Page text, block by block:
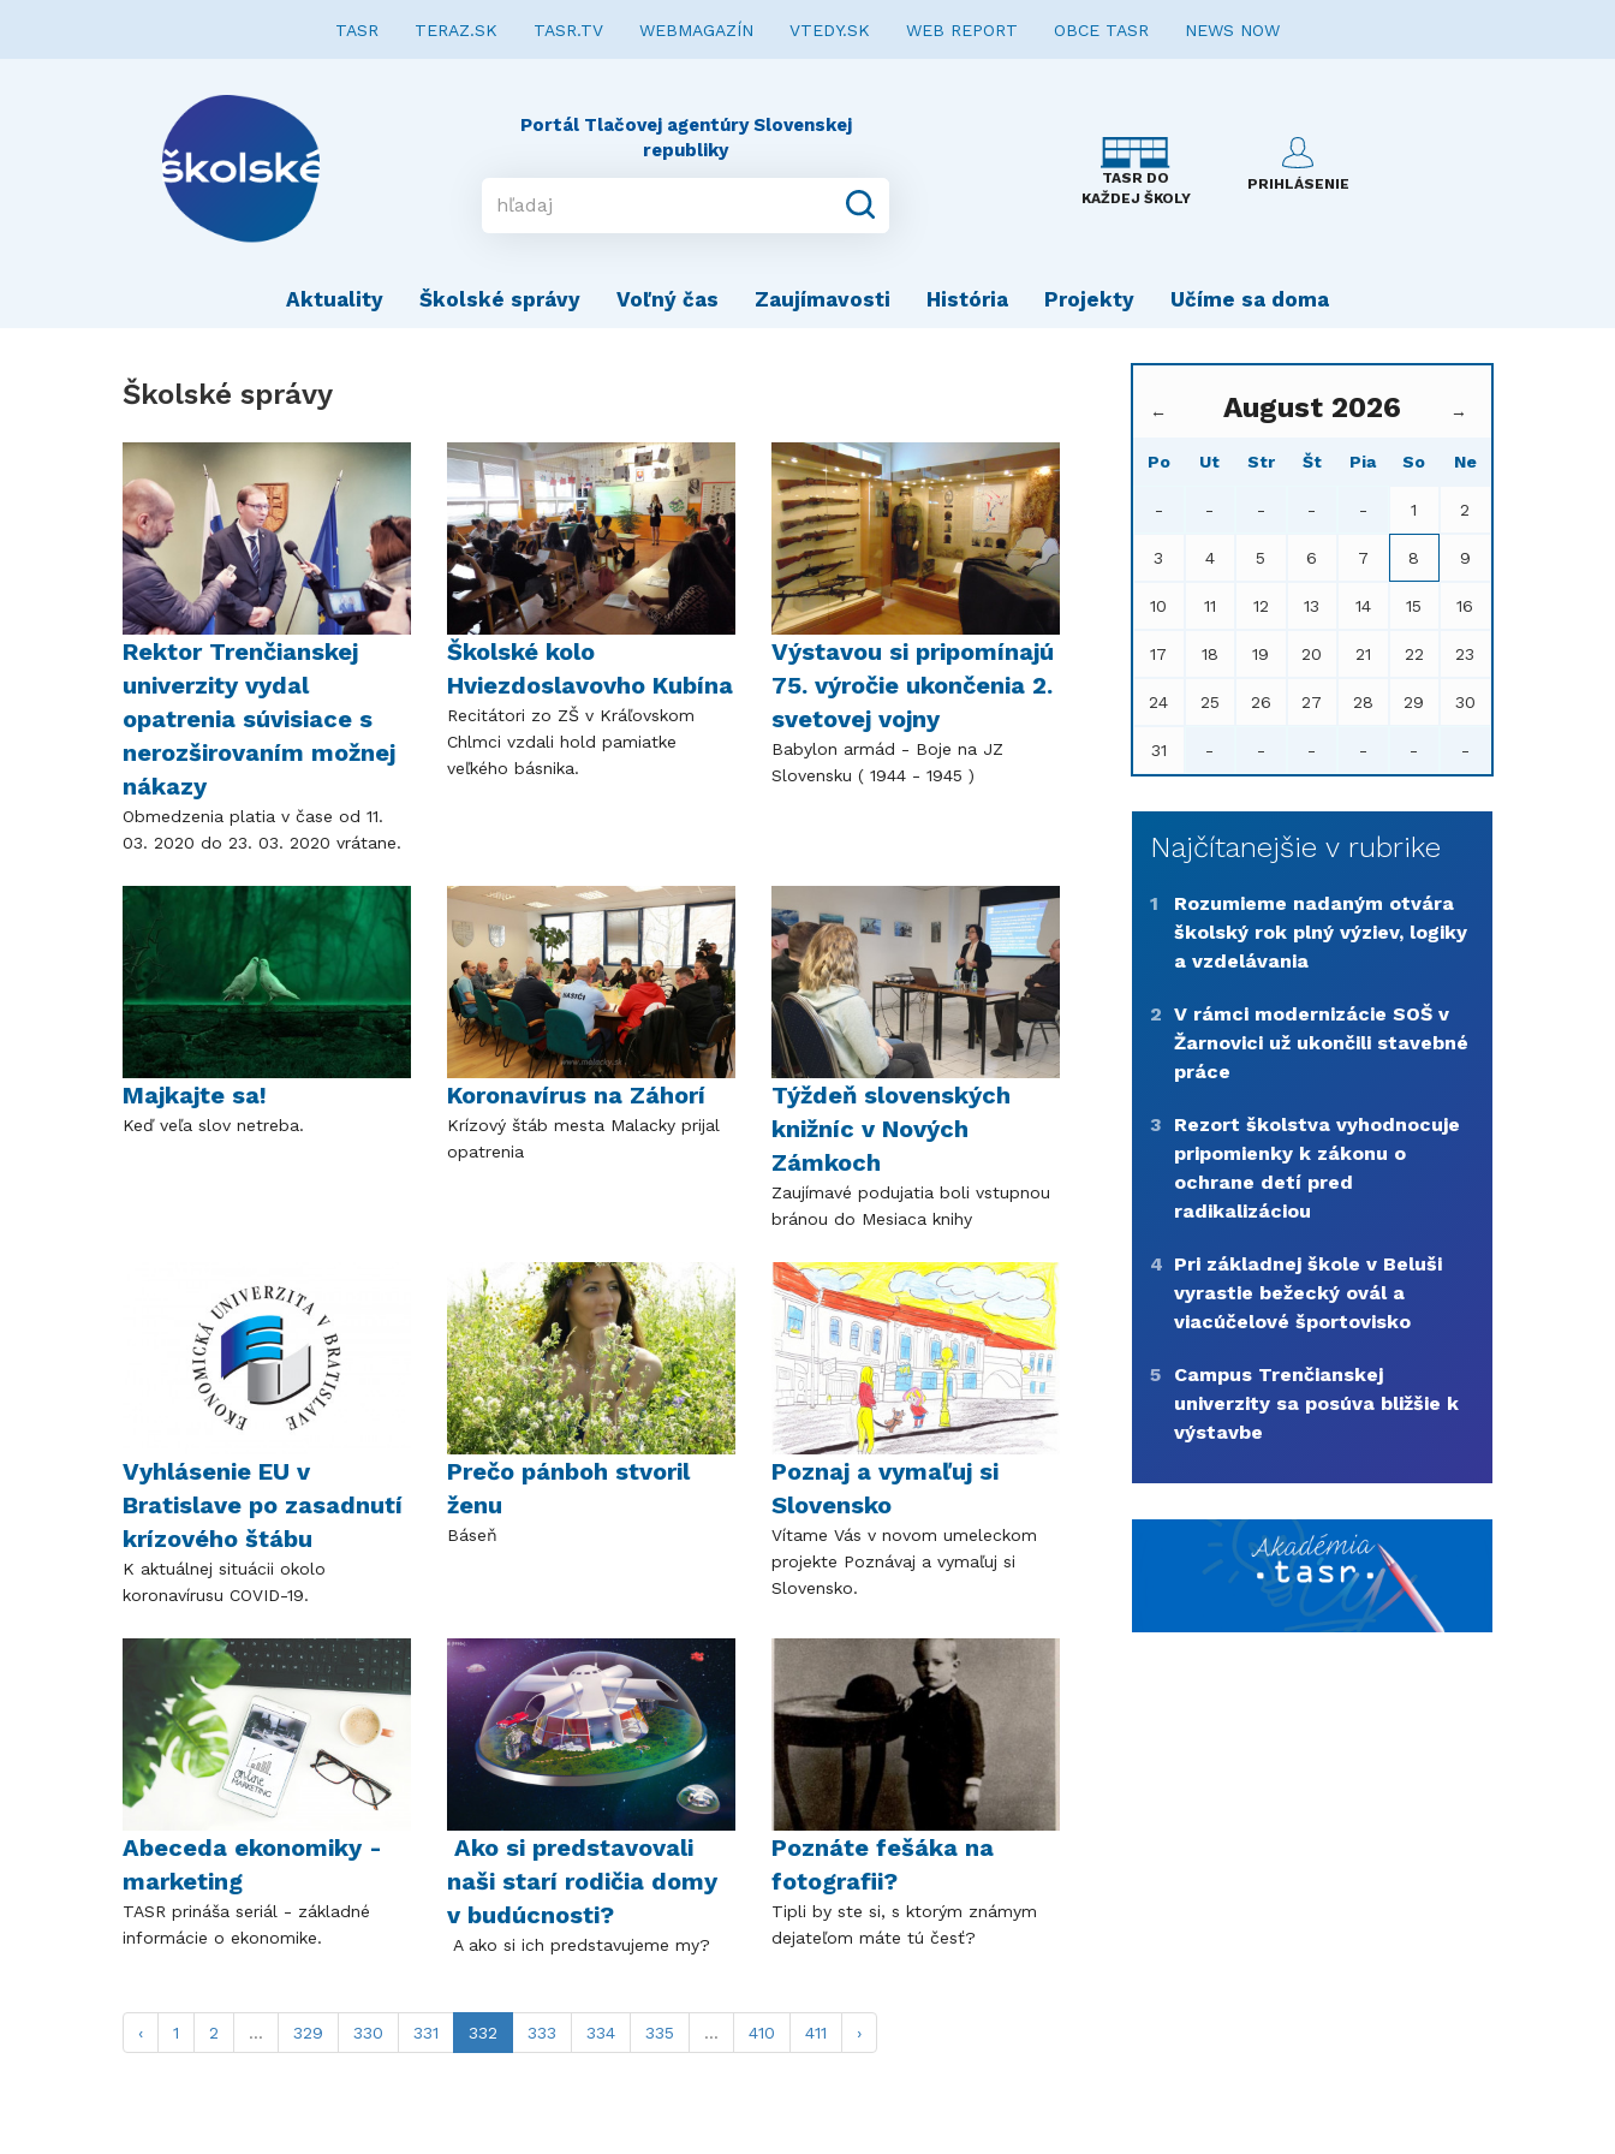
TASR TERAZ.SK TASR.TV WEBMAGAZÍN VTEDY.SK WEB REPORT OBCE TASR NEWS NOW
Portál Tlačovej agentúry Slovenskej
republiky
TASR DO
KAŽDEJ ŠKOLY
PRIHLÁSENIE
Aktuality Školské správy Voľný čas Zaujímavosti História Projekty Učíme sa doma
Školské správy
Rektor Trenčianskej
univerzity vydal
opatrenia súvisiace s
nerozširovaním možnej
nákazy
Obmedzenia platia v čase od 11.
03. 2020 do 23. 03. 2020 vrátane.
Školské kolo
Hviezdoslavovho Kubína
Recitátori zo ZŠ v Kráľovskom
Chlmci vzdali hold pamiatke
veľkého básnika.
Výstavou si pripomínajú
75. výročie ukončenia 2.
svetovej vojny
Babylon armád - Boje na JZ
Slovensku ( 1944 - 1945 )
Majkajte sa!
Keď veľa slov netreba.
Koronavírus na Záhorí
Krízový štáb mesta Malacky prijal
opatrenia
Týždeň slovenských
knižníc v Nových
Zámkoch
Zaujímavé podujatia boli vstupnou
bránou do Mesiaca knihy
Vyhlásenie EU v
Bratislave po zasadnutí
krízového štábu
K aktuálnej situácii okolo
koronavírusu COVID-19.
Prečo pánboh stvoril
ženu
Báseň
Poznaj a vymaľuj si
Slovensko
Vítame Vás v novom umeleckom
projekte Poznávaj a vymaľuj si
Slovensko.
Abeceda ekonomiky -
marketing
TASR prináša seriál - základné
informácie o ekonomike.
Ako si predstavovali
naši starí rodičia domy
v budúcnosti?
A ako si ich predstavujeme my?
Poznáte fešáka na
fotografii?
Tipli by ste si, s ktorým známym
dejateľom máte tú česť?
‹ 1 2 ... 329 330 331 332 333 334 335 ... 410 411 ›
← August 2026 →
Po Ut Str Št Pia So Ne
- - - - - 1 2
3 4 5 6 7 8 9
10 11 12 13 14 15 16
17 18 19 20 21 22 23
24 25 26 27 28 29 30
31 - - - - - -
Najčítanejšie v rubrike
1
Rozumieme nadaným otvára
školský rok plný výziev, logiky
a vzdelávania
2 V rámci modernizácie SOŠ v
Žarnovici už ukončili stavebné
práce
3
Rezort školstva vyhodnocuje
pripomienky k zákonu o
ochrane detí pred
radikalizáciou
4 Pri základnej škole v Beluši
vyrastie bežecký ovál a
viacúčelové športovisko
5
Campus Trenčianskej
univerzity sa posúva bližšie k
výstavbe